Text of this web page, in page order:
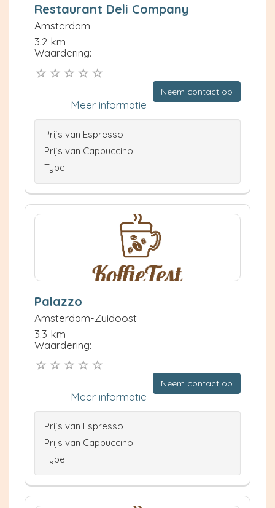
Restaurant Deli Company
Amsterdam
3.2 km
Waardering:
Neem contact op
Meer informatie
Prijs van Espresso
Prijs van Cappuccino
Type
Palazzo
Amsterdam-Zuidoost
3.3 km
Waardering:
Neem contact op
Meer informatie
Prijs van Espresso
Prijs van Cappuccino
Type